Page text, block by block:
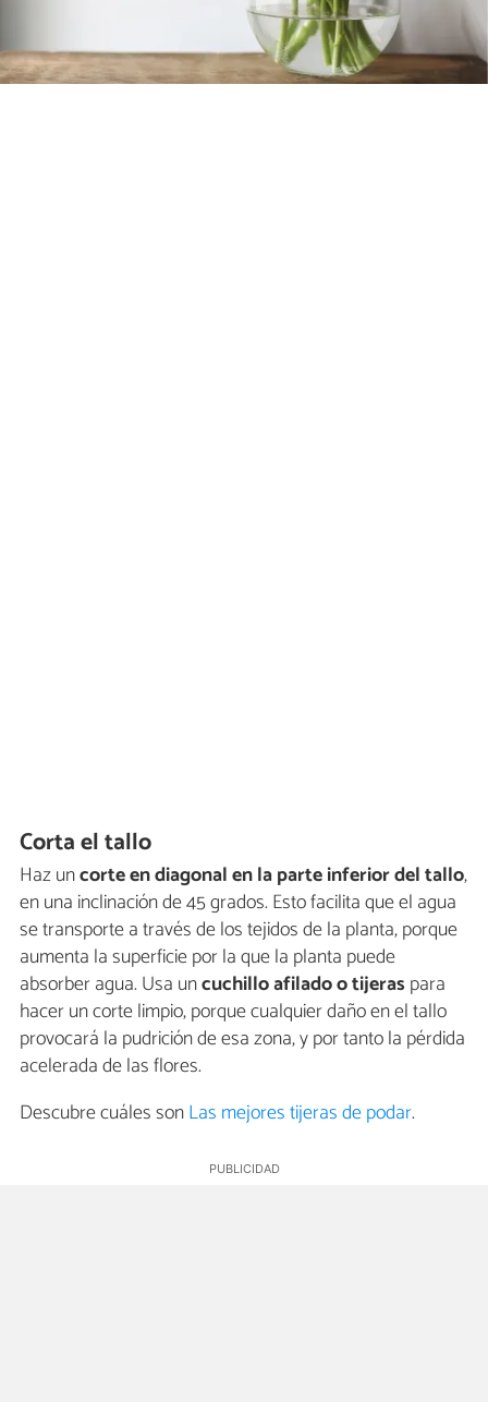
Corta el tallo
Haz uncorte en diagonal en la parte inferior del tallo,
en una inclinación de 45 grados. Esto facilita que el agua
se transporte a través de los tejidos de la planta, porque
aumenta la superficie por la que la planta puede
absorber agua. Usa uncuchillo afilado o tijeras para
hacer un corte limpio, porque cualquier daño en el tallo
provocará la pudrición de esa zona, y por tanto la pérdida
acelerada de las flores.
Descubre cuáles sonLas mejores tijeras de podar.